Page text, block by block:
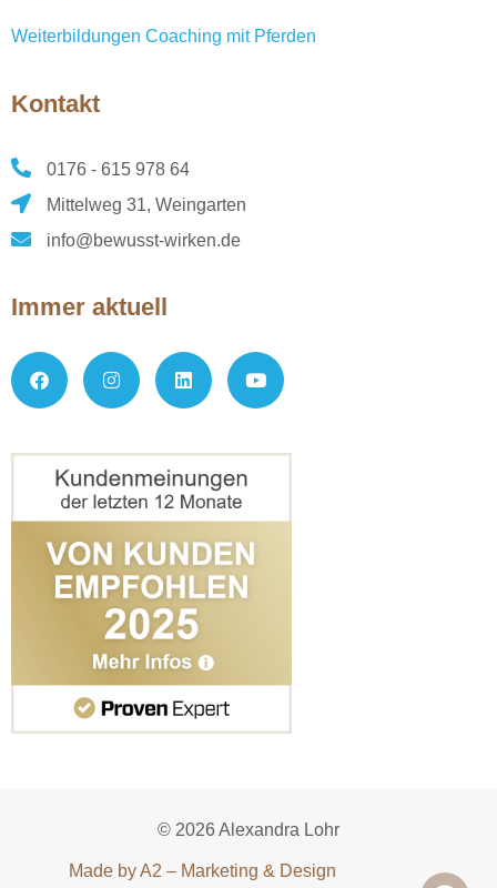
Weiterbildungen Coaching mit Pferden
Kontakt
0176 - 615 978 64
Mittelweg 31, Weingarten
info@bewusst-wirken.de
Immer aktuell
© 2026 Alexandra Lohr
Made by A2 – Marketing & Design